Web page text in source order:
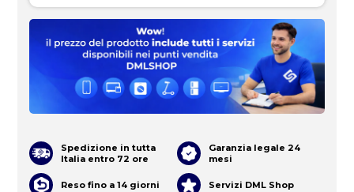
Spedizione in tutta
Italia entro 72 ore
Garanzia legale 24
mesi
Reso fino a 14 giorni Servizi DML Shop